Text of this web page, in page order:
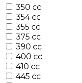
350 cc
354 cc
355 cc
375 cc
390 cc
400 cc
410 cc
445 cc